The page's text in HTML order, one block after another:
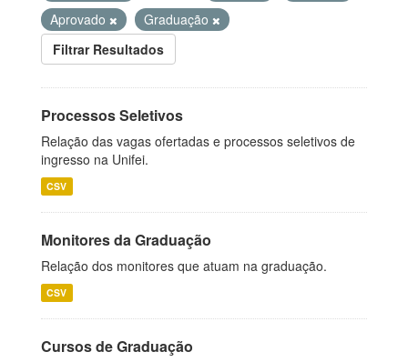
Aprovado
Graduação
Filtrar Resultados
Processos Seletivos
Relação das vagas ofertadas e processos seletivos de
ingresso na Unifei.
CSV
Monitores da Graduação
Relação dos monitores que atuam na graduação.
CSV
Cursos de Graduação